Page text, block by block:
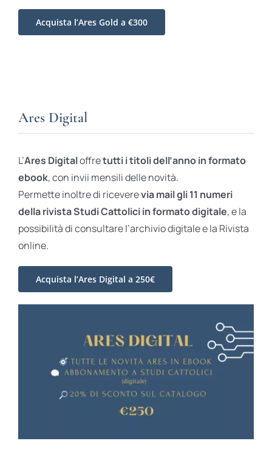
Acquista l’Ares Gold a €300
Ares Digital
L’Ares Digitaloffretutti i titoli dell’anno in formato
ebook, con invii mensili delle novità.
Permette inoltre di riceverevia mail gli 11 numeri
della rivista Studi Cattolici in formato digitale, e la
possibilità di consultare l’archivio digitale e la Rivista
online.
Acquista l’Ares Digital a 250€